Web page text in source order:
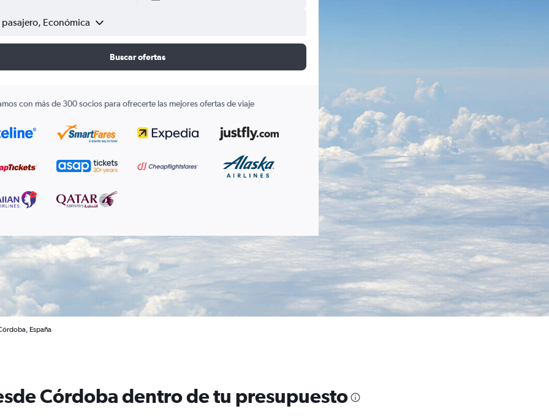
pasajero, Económica
Buscar ofertas
con más de 300 socios para ofrecerte las mejores ofertas de viaje
España
Córdoba dentro de tu presupuesto